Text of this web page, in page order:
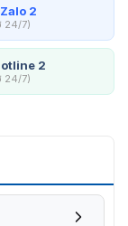
2
24/7)
2
24/7)